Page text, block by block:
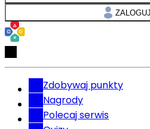
Zdobywaj punkty
Nagrody
Polecaj serwis